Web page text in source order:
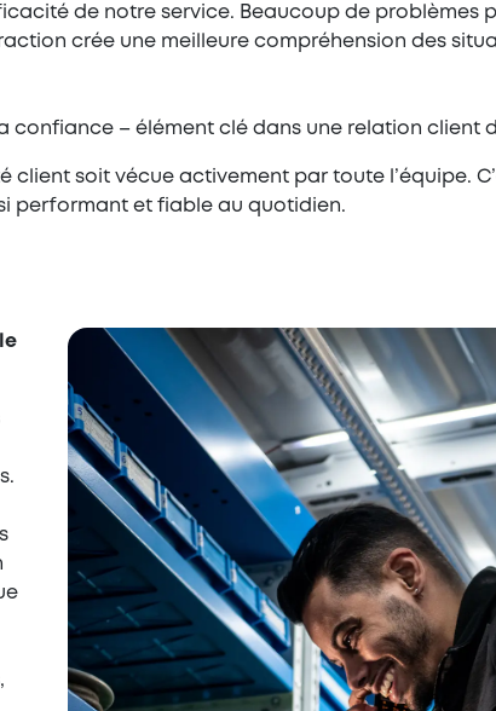
de notre service. Beaucoup de problèmes
crée une meilleure compréhension des
confiance – élément clé dans une relation client
client soit vécue activement par toute l’équipe.
performant et fiable au quotidien.